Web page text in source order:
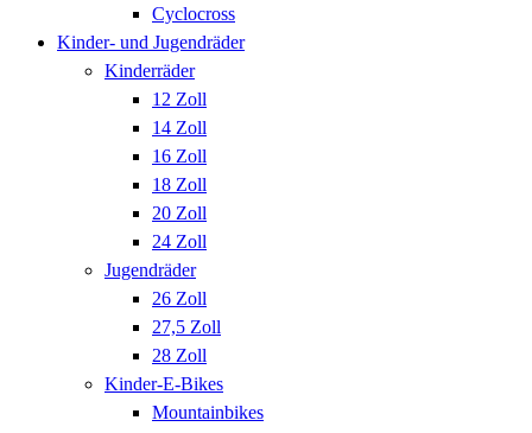
Cyclocross
Kinder- und Jugendräder
Kinderräder
12 Zoll
14 Zoll
16 Zoll
18 Zoll
20 Zoll
24 Zoll
Jugendräder
26 Zoll
27,5 Zoll
28 Zoll
Kinder-E-Bikes
Mountainbikes